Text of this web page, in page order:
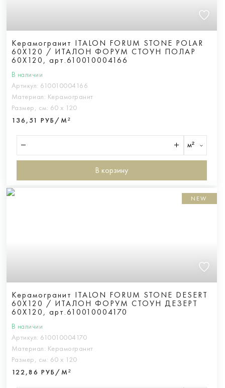
Керамогранит ITALON FORUM STONE POLAR
60X120 / ИТАЛОН ФОРУМ СТОУН ПОЛАР
60X120, арт.610010004166
В наличии
Артикул: 610010004166
Материал: Керамогранит
Размер, см: 60 х 120
136,51 РУБ/М²
м²
В корзину
NEW
Керамогранит ITALON FORUM STONE DESERT
60X120 / ИТАЛОН ФОРУМ СТОУН ДЕЗЕРТ
60X120, арт.610010004170
В наличии
Артикул: 610010004170
Материал: Керамогранит
Размер, см: 60 х 120
122,86 РУБ/М²